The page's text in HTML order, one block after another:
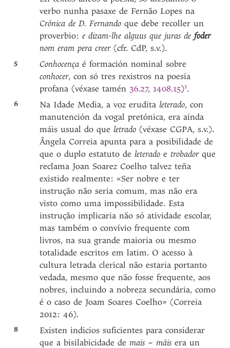
verbo nunha pasaxe de Fernão Lopes na
Crónica de D. Fernando que debe recoller un
proverbio:e dizam-lhe alguus que juras defoder
nom eram pera creer(cfr. CdP, s.v.).
5 Conhocença é formación nominal sobre
conhocer, con só tres rexistros na poesía
profana (véxase tamén 36.27, 1408.15)1.
6 Na Idade Media, a voz erudita leterado, con
manutención da vogal pretónica, era aínda
máis usual do que letrado (véxase CGPA, s.v.).
Ângela Correia apunta para a posibilidade de
que o duplo estatuto de leterado etrobadorque
reclama Joan Soarez Coelho talvez teña
existido realmente: «Ser nobre e ter
instrução não seria comum, mas não era
visto como uma impossibilidade. Esta
instrução implicaria não só atividade escolar,
mas também o convívio frequente com
livros, na sua grande maioria ou mesmo
totalidade escritos em latim. O acesso à
cultura letrada clerical não estaria portanto
vedada, mesmo que não fosse frequente, aos
nobres, incluindo a nobreza secundária, como
é o caso de Joam Soares Coelho» (Correia
2012: 46).
8
Existen indicios suficientes para considerar
que a bisilabicidade demais ~máisera un